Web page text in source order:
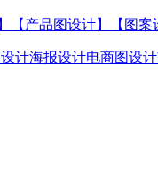
【产品图设计】【图
计海报设计电商图设